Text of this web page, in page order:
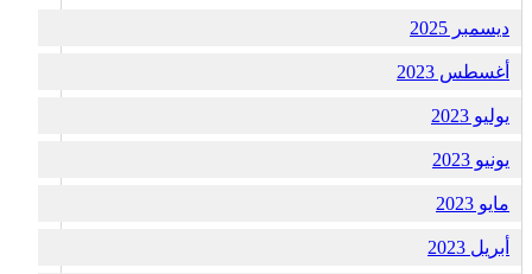
ديسمبر 2025
أغسطس 2023
يوليو 2023
يونيو 2023
مايو 2023
أبريل 2023